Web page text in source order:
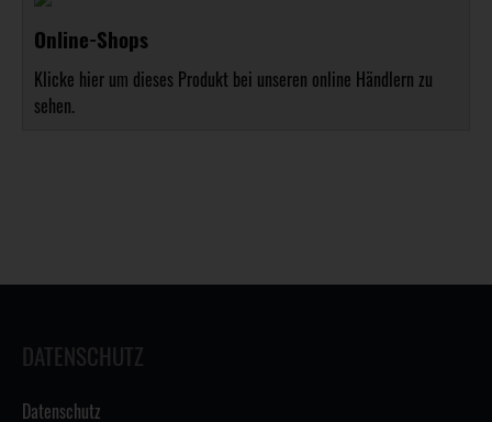
Online-Shops
Klicke hier um dieses Produkt bei unseren online Händlern zu
sehen.
DATENSCHUTZ
Datenschutz